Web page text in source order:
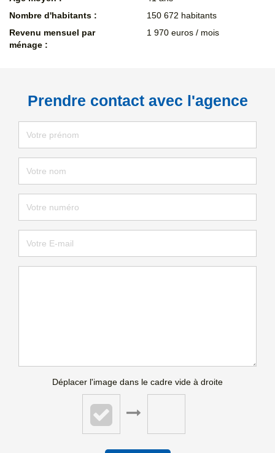
Nombre d'habitants :
150 672 habitants
Revenu mensuel par
ménage :
1 970 euros / mois
Prendre contact avec l'agence
Déplacer l'image dans le cadre vide à droite